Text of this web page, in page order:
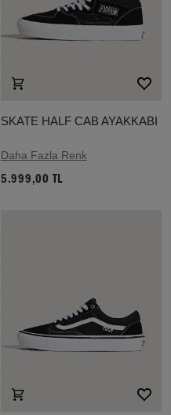
SKATE HALF CAB AYAKKABI
Daha Fazla Renk
5.999,00 TL